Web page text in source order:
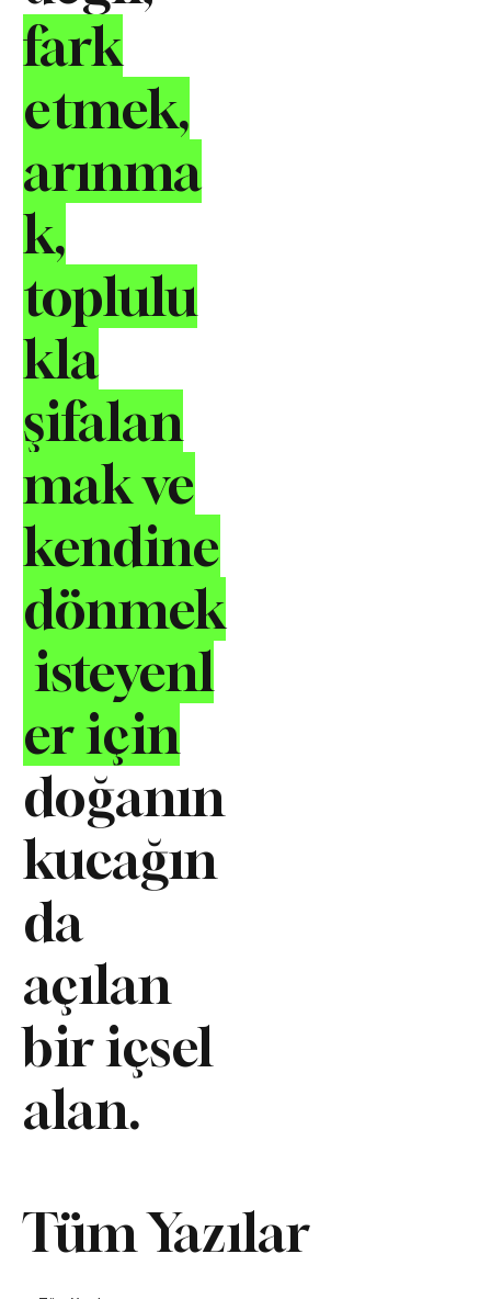
fark
etmek,
arınma
k,
toplulu
kla
şifalan
mak ve
kendine
dönmek
isteyenl
er için
doğanın
kucağın
da
açılan
bir içsel
alan.
Tüm Yazılar